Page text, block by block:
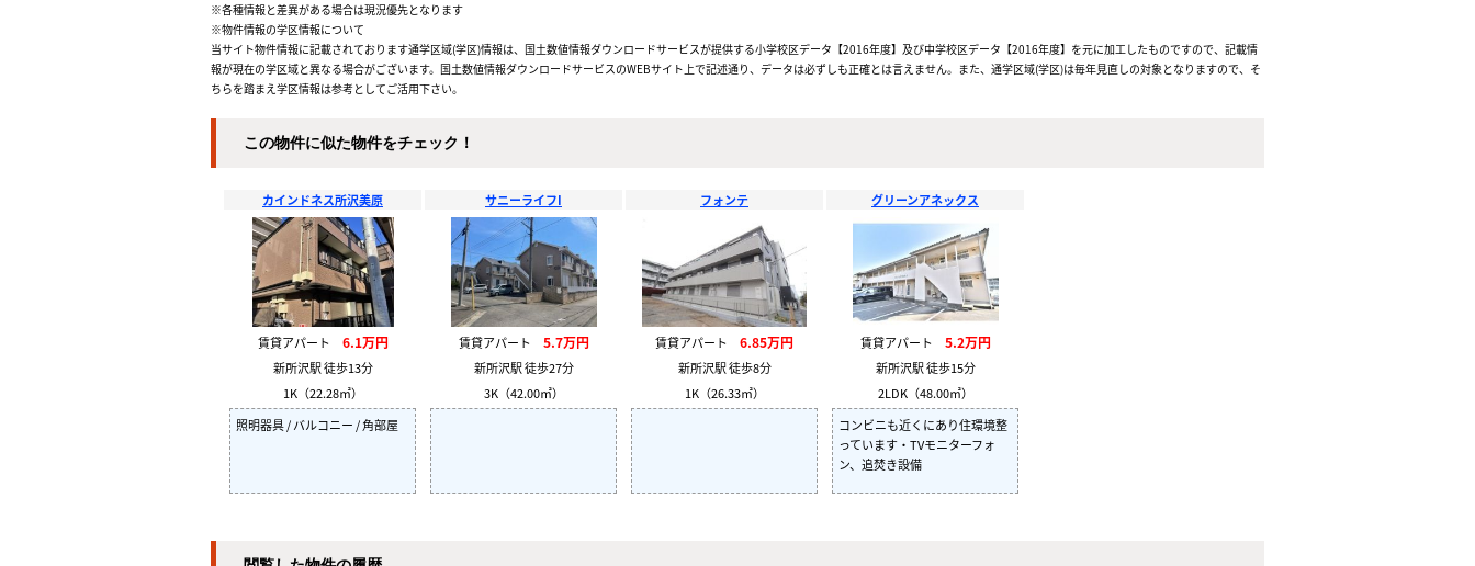
※各種情報と差異がある場合は現況優先となります
※物件情報の学区情報について
当サイト物件情報に記載されております通学区域(学区)情報は、国土数値情報ダウンロードサービスが提供する小学校区データ【2016年度】及び中学校区データ【2016年度】を元に加工したものですので、記載情
報が現在の学区域と異なる場合がございます。国土数値情報ダウンロードサービスのWEBサイト上で記述通り、データは必ずしも正確とは言えません。また、通学区域(学区)は毎年見直しの対象となりますので、そ
ちらを踏まえ学区情報は参考としてご活用下さい。
この物件に似た物件をチェック！
カインドネス所沢美原
賃貸アパート 6.1万円
新所沢駅 徒歩13分
1K（22.28㎡）
照明器具 / バルコニー / 角部屋
サニーライフI
賃貸アパート 5.7万円
新所沢駅 徒歩27分
3K（42.00㎡）
フォンテ
賃貸アパート 6.85万円
新所沢駅 徒歩8分
1K（26.33㎡）
グリーンアネックス
賃貸アパート 5.2万円
新所沢駅 徒歩15分
2LDK（48.00㎡）
コンビニも近くにあり住環境整
っています・TVモニターフォ
ン、追焚き設備